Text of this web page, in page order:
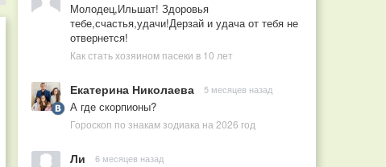
Молодец,Ильшат! Здоровья
тебе,счастья,удачи!Дерзай и удача от тебя не
отвернется!
Как стать хозяином пасеки в 10 лет
Екатерина Николаева 5 месяцев назад
А где скорпионы?
Гороскоп по знакам зодиака на 2026 год
Ли 6 месяцев назад